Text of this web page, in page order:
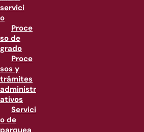
servici
o
Proce
so de
grado
Proce
sos y
trámites
administr
ativos
Servici
o de
parquea